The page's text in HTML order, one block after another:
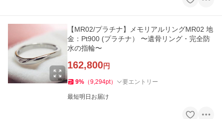
【MR02/プラチナ】メモリアルリングMR02 地
金：Pt900 (プラチナ） 〜遺骨リング・完全防
水の指輪〜
162,800円
9% （9,294pt） 要エントリー
最短明日お届け